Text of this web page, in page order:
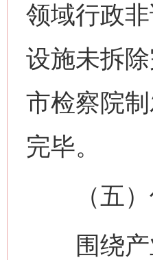
领域行政
设施未拆
市检察院
完毕。
（五）
围绕产业